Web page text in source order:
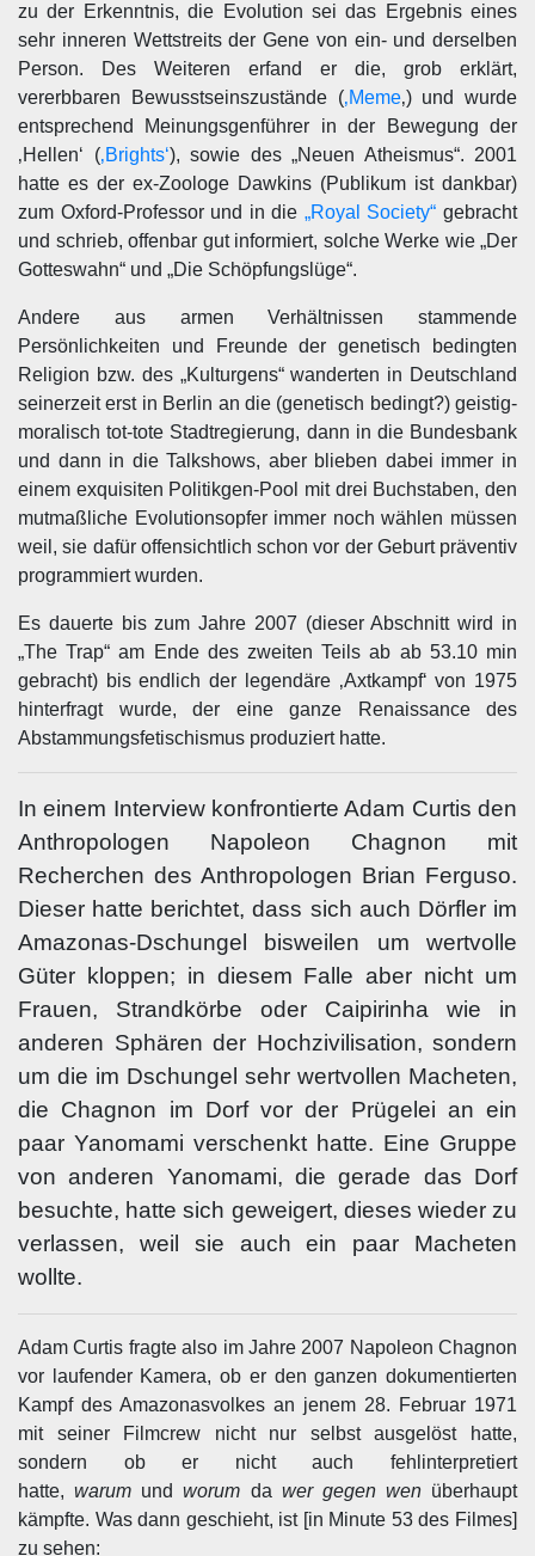
zu der Erkenntnis, die Evolution sei das Ergebnis eines
sehr inneren Wettstreits der Gene von ein- und derselben
Person. Des Weiteren erfand er die, grob erklärt,
vererbbaren Bewusstseinszustände (‚Meme‚) und wurde
entsprechend Meinungsgenführer in der Bewegung der
‚Hellen‘ (‚Brights‘), sowie des „Neuen Atheismus“. 2001
hatte es der ex-Zoologe Dawkins (Publikum ist dankbar)
zum Oxford-Professor und in die „Royal Society“ gebracht
und schrieb, offenbar gut informiert, solche Werke wie „Der
Gotteswahn“ und „Die Schöpfungslüge“.
Andere aus armen Verhältnissen stammende
Persönlichkeiten und Freunde der genetisch bedingten
Religion bzw. des „Kulturgens“ wanderten in Deutschland
seinerzeit erst in Berlin an die (genetisch bedingt?) geistig-
moralisch tot-tote Stadtregierung, dann in die Bundesbank
und dann in die Talkshows, aber blieben dabei immer in
einem exquisiten Politikgen-Pool mit drei Buchstaben, den
mutmaßliche Evolutionsopfer immer noch wählen müssen
weil, sie dafür offensichtlich schon vor der Geburt präventiv
programmiert wurden.
Es dauerte bis zum Jahre 2007 (dieser Abschnitt wird in
„The Trap“ am Ende des zweiten Teils ab ab 53.10 min
gebracht) bis endlich der legendäre ‚Axtkampf‘ von 1975
hinterfragt wurde, der eine ganze Renaissance des
Abstammungsfetischismus produziert hatte.
In einem Interview konfrontierte Adam Curtis den
Anthropologen Napoleon Chagnon mit
Recherchen des Anthropologen Brian Ferguso.
Dieser hatte berichtet, dass sich auch Dörfler im
Amazonas-Dschungel bisweilen um wertvolle
Güter kloppen; in diesem Falle aber nicht um
Frauen, Strandkörbe oder Caipirinha wie in
anderen Sphären der Hochzivilisation, sondern
um die im Dschungel sehr wertvollen Macheten,
die Chagnon im Dorf vor der Prügelei an ein
paar Yanomami verschenkt hatte. Eine Gruppe
von anderen Yanomami, die gerade das Dorf
besuchte, hatte sich geweigert, dieses wieder zu
verlassen, weil sie auch ein paar Macheten
wollte.
Adam Curtis fragte also im Jahre 2007 Napoleon Chagnon
vor laufender Kamera, ob er den ganzen dokumentierten
Kampf des Amazonasvolkes an jenem 28. Februar 1971
mit seiner Filmcrew nicht nur selbst ausgelöst hatte,
sondern ob er nicht auch fehlinterpretiert
hatte,warum undworum da wer gegen wenüberhaupt
kämpfte. Was dann geschieht, ist [in Minute 53 des Filmes]
zu sehen: